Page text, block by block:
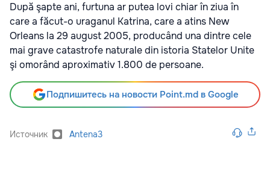
După şapte ani, furtuna ar putea lovi chiar în ziua în
care a făcut-o uraganul Katrina, care a atins New
Orleans la 29 august 2005, producând una dintre cele
mai grave catastrofe naturale din istoria Statelor Unite
şi omorând aproximativ 1.800 de persoane.
Подпишитесь на новости Point.md в Google
Источник Antena3